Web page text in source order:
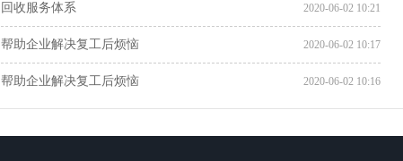
2020-06-02 10:21
回收服务体系
2020-06-02 10:17
帮助企业解决复工后烦恼
2020-06-02 10:16
帮助企业解决复工后烦恼